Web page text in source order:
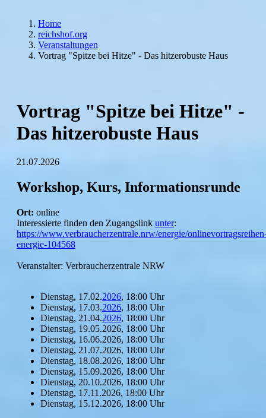
Home
reichshof.org
Veranstaltungen
Vortrag "Spitze bei Hitze" - Das hitzerobuste Haus
Vortrag "Spitze bei Hitze" -
Das hitzerobuste Haus
21.07.2026
Workshop, Kurs, Informationsrunde
Ort: online
Interessierte finden den Zugangslink unter:
https://www.verbraucherzentrale.nrw/energie/
energie-104568
Veranstalter: Verbraucherzentrale NRW
Dienstag, 17.02.2026, 18:00 Uhr
Dienstag, 17.03.2026, 18:00 Uhr
Dienstag, 21.04.2026, 18:00 Uhr
Dienstag, 19.05.2026, 18:00 Uhr
Dienstag, 16.06.2026, 18:00 Uhr
Dienstag, 21.07.2026, 18:00 Uhr
Dienstag, 18.08.2026, 18:00 Uhr
Dienstag, 15.09.2026, 18:00 Uhr
Dienstag, 20.10.2026, 18:00 Uhr
Dienstag, 17.11.2026, 18:00 Uhr
Dienstag, 15.12.2026, 18:00 Uhr